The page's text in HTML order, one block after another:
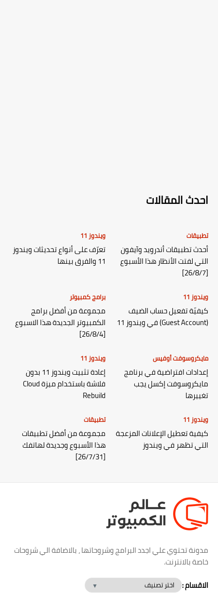
احدث المقالات
تطبيقات
أحدث تطبيقات أندرويد وآيفون
التي لفتت الأنظار هذا الأسبوع
[26/8/7]
ويندوز 11
تعرّف على أنواع تحديثات ويندوز
11 والفرق بينها
ويندوز 11
كيفيّة تفعيل حساب الضيف
(Guest Account) في ويندوز 11
برامج كمبيوتر
مجموعة من أفضل برامج
الكمبيوتر الجديدة هذا الاسبوع
[26/8/4]
مايكروسوفت أوفيس
إعدادات افتراضية في برنامج
مايكروسوفت إكسل يجب
تغييرها
ويندوز 11
إعادة تثبيت ويندوز 11 بدون
فلاشة باستخدام ميزة Cloud
Rebuild
ويندوز 11
كيفية تعطيل الإعلانات المزعجة
التي تظهر في ويندوز
تطبيقات
مجموعة من أفضل تطبيقات
هذا الأسبوع وجديدة لهاتفك
[26/7/31]
مدونة تحتوي علي اجدد البرامج وشروحاتها ، بالاضافة الي شروحات
خاصة بالانترنت.
الاقسام :